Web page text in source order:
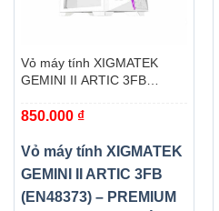
Vỏ máy tính XIGMATEK
GEMINI II ARTIC 3FB
GAMING M-ATX, KÈM 03
850.000 ₫
Vỏ máy tính XIGMATEK
GEMINI II ARTIC 3FB
(EN48373) – PREMIUM